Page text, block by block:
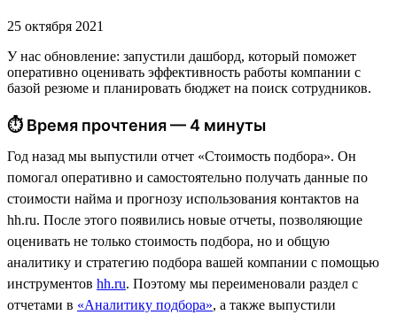
25 октября 2021
У нас обновление: запустили дашборд, который поможет
оперативно оценивать эффективность работы компании с
базой резюме и планировать бюджет на поиск сотрудников.
⏱ Время прочтения — 4 минуты
Год назад мы выпустили отчет «Стоимость подбора». Он
помогал оперативно и самостоятельно получать данные по
стоимости найма и прогнозу использования контактов на
hh.ru. После этого появились новые отчеты, позволяющие
оценивать не только стоимость подбора, но и общую
аналитику и стратегию подбора вашей компании с помощью
инструментов hh.ru. Поэтому мы переименовали раздел с
отчетами в «Аналитику подбора», а также выпустили